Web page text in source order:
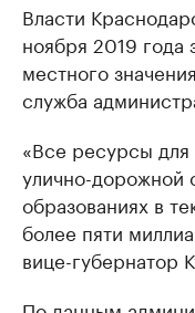
Власти
ноября 2019 года
местного
служба
«Все ресурсы для
улично-дорожной
образованиях в
более пяти
вице-губернатор